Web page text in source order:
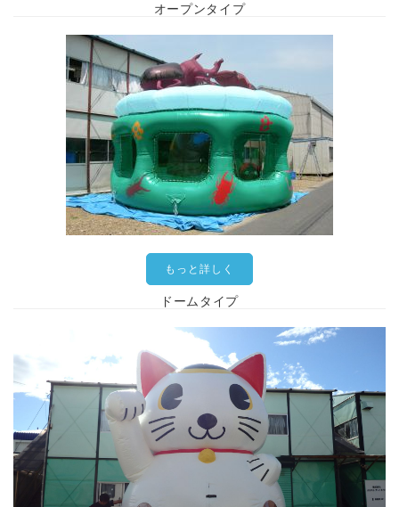
オープンタイプ
もっと詳しく
ドームタイプ